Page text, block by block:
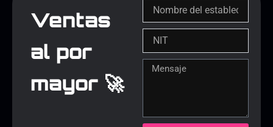
Ventas
al por
mayor 🚀